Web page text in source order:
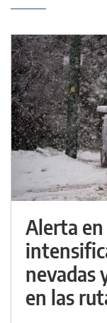
Alerta en
nevadas
en las